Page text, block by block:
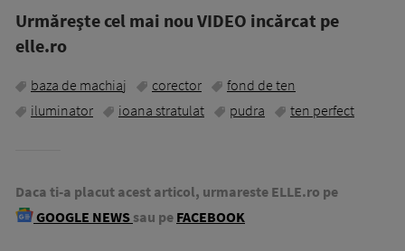
Urmăreşte cel mai nou VIDEO incărcat pe
elle.ro
baza de machiaj corector
fond de ten
iluminator
ioana stratulat pudra ten perfect
Daca ti-a placut acest articol, urmareste ELLE.ro pe
GOOGLE NEWS sau pe FACEBOOK